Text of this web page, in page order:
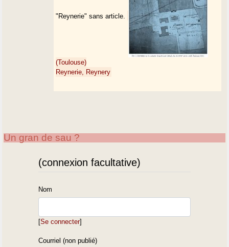
"Reynerie" sans article.
(Toulouse)
Reynerie, Reynery
Un gran de sau ?
(connexion facultative)
Nom
[Se connecter]
Courriel (non publié)